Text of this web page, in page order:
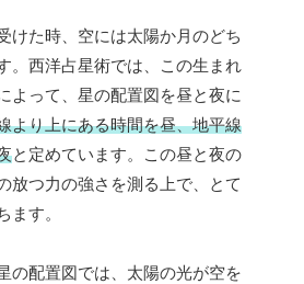
けた時、空には太陽か月のどち
。西洋占星術では、この生まれ
よって、星の配置図を昼と夜に
より上にある時間を昼、地平線
と定めています。この昼と夜の
放つ力の強さを測る上で、とて
ます。
の配置図では、太陽の光が空を